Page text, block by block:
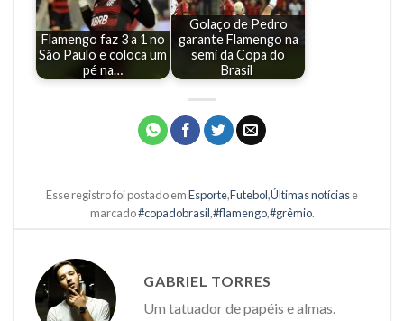
Flamengo faz 3 a 1 no
São Paulo e coloca um
pé na…
Golaço de Pedro
garante Flamengo na
semi da Copa do
Brasil
Esse registro foi postado emEsporte,Futebol,Últimas notíciase
marcado#copadobrasil,#flamengo,#grêmio.
GABRIEL TORRES
Um tatuador de papéis e almas.